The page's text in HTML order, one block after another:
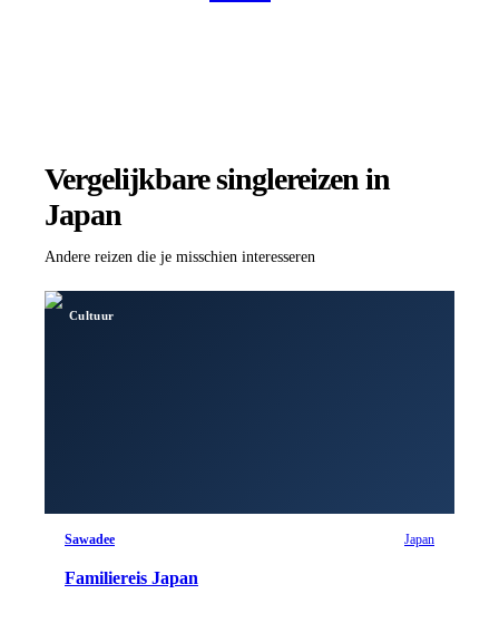
Vergelijkbare singlereizen in
Japan
Andere reizen die je misschien interesseren
Cultuur
Sawadee Japan
Familiereis Japan